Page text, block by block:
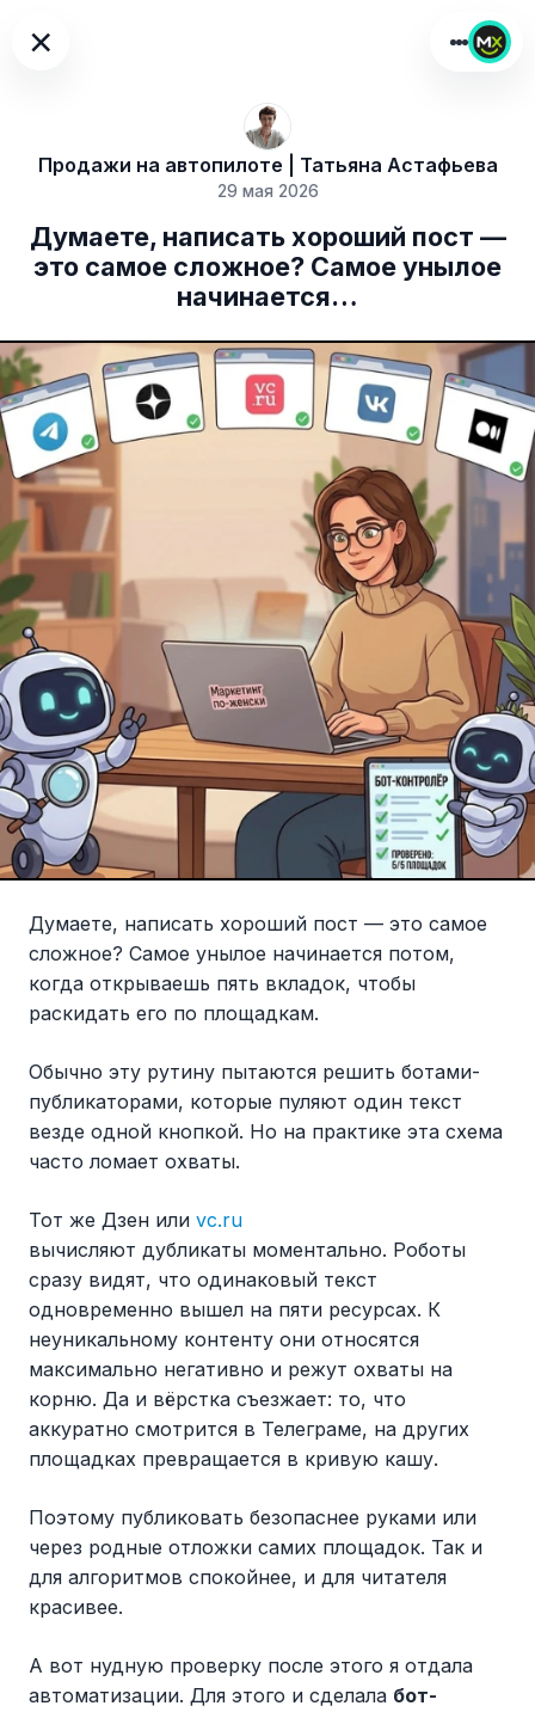
×
Продажи на автопилоте | Татьяна Астафьева
29 мая 2026
Думаете, написать хороший пост —
это самое сложное? Самое унылое
начинается…
Думаете, написать хороший пост — это самое
сложное? Самое унылое начинается потом,
когда открываешь пять вкладок, чтобы
раскидать его по площадкам.
Обычно эту рутину пытаются решить ботами-
публикаторами, которые пуляют один текст
везде одной кнопкой. Но на практике эта схема
часто ломает охваты.
Тот же Дзен или vc.ru
вычисляют дубликаты моментально. Роботы
сразу видят, что одинаковый текст
одновременно вышел на пяти ресурсах. К
неуникальному контенту они относятся
максимально негативно и режут охваты на
корню. Да и вёрстка съезжает: то, что
аккуратно смотрится в Телеграме, на других
площадках превращается в кривую кашу.
Поэтому публиковать безопаснее руками или
через родные отложки самих площадок. Так и
для алгоритмов спокойнее, и для читателя
красивее.
А вот нудную проверку после этого я отдала
автоматизации. Для этого и сделала бот-